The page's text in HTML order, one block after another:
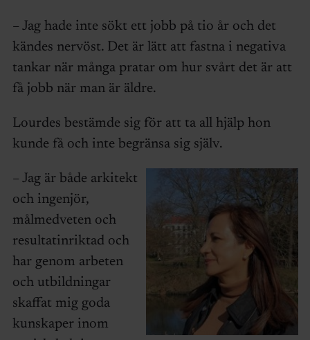
– Jag hade inte sökt ett jobb på tio år och det
kändes nervöst. Det är lätt att fastna i negativa
tankar när många pratar om hur svårt det är att
få jobb när man är äldre.
Lourdes bestämde sig för att ta all hjälp hon
kunde få och inte begränsa sig själv.
– Jag är både arkitekt
och ingenjör,
målmedveten och
resultatinriktad och
har genom arbeten
och utbildningar
skaffat mig goda
kunskaper inom